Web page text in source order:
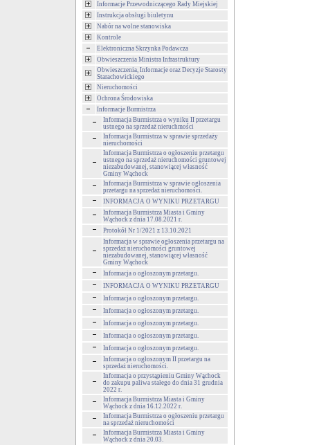
Informacje Przewodniczącego Rady Miejskiej
Instrukcja obsługi biuletynu
Nabór na wolne stanowiska
Kontrole
Elektroniczna Skrzynka Podawcza
Obwieszczenia Ministra Infrastruktury
Obwieszczenia, Informacje oraz Decyzje Starosty
Starachowickiego
Nieruchomości
Ochrona Środowiska
Informacje Burmistrza
Informacja Burmistrza o wyniku II przetargu
ustnego na sprzedaż nieruchmości
Informacja Burmistrza w sprawie sprzedaży
nieruchomości
Informacja Burmistrza o ogłoszeniu przetargu
ustnego na sprzedaż nieruchomości gruntowej
niezabudowanej, stanowiącej własność
Gminy Wąchock
Informacja Burmistrza w sprawie ogłoszenia
przetargu na sprzedaż nieruchomości.
INFORMACJA O WYNIKU PRZETARGU
Informacja Burmistrza Miasta i Gminy
Wąchock z dnia 17.08.2021 r.
Protokół Nr 1/2021 z 13.10.2021
Informacja w sprawie ogłoszenia przetargu na
sprzedaż nieruchomości gruntowej
niezabudowanej, stanowiącej własność
Gminy Wąchock
Informacja o ogłoszonym przetargu.
INFORMACJA O WYNIKU PRZETARGU
Informacja o ogłoszonym przetargu.
Informacja o ogłoszonym przetargu.
Informacja o ogłoszonym przetargu.
Informacja o ogłoszonym przetargu.
Informacja o ogłoszonym przetargu.
Informacja o ogłoszonym II przetargu na
sprzedaż nieruchomości.
Informacja o przystąpieniu Gminy Wąchock
do zakupu paliwa stałego do dnia 31 grudnia
2022 r.
Informacja Burmistrza Miasta i Gminy
Wąchock z dnia 16.12.2022 r.
Informacja Burmistrza o ogłoszeniu przetargu
na sprzedaż nieruchomości
Informacja Burmistrza Miasta i Gminy
Wąchock z dnia 20.03.